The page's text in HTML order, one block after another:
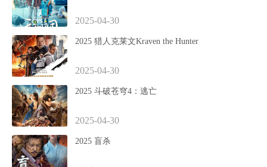
2025-04-30
2025 猎人克莱文Kraven the Hunter
2025-04-30
2025 斗破苍穹4：逃亡
2025-04-30
2025 盲杀